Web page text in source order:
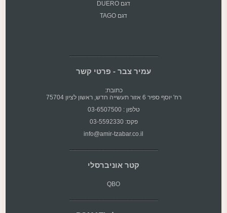
דגם DUERO
דגם TAGO
עמיר צבר - פרטי קשר
כתובת:
רח' יוסף ספיר 6 אזור תעשייה חדש, ראשון לציון 75704
טלפון : 03-6507500
פקס: 03-5592330
info@amir-tzabar.co.il
קטר אוניברסלי
QBO